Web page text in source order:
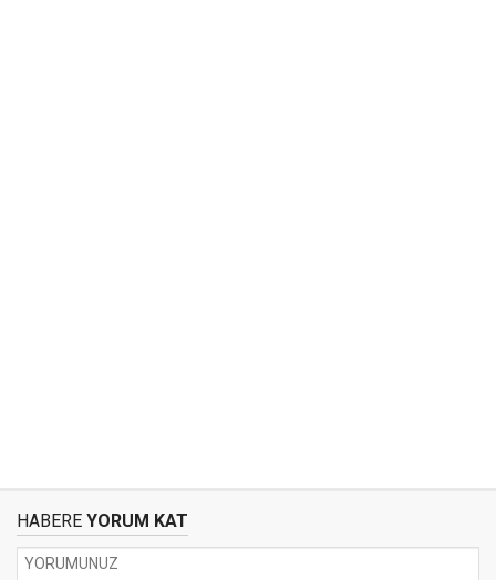
HABERE YORUM KAT